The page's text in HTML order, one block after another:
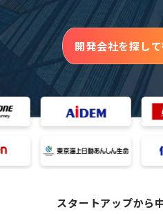
開発会社を探して
スタートアップから